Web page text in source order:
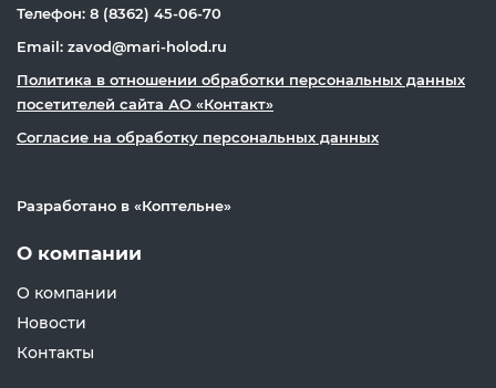
Телефон: 8 (8362) 45-06-70
Email: zavod@mari-holod.ru
Политика в отношении обработки персональных данных
посетителей сайта АО «Контакт»
Согласие на обработку персональных данных
Разработано в «Коптельне»
О компании
О компании
Новости
Контакты